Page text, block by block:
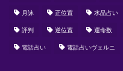
月詠 正位置 水晶占い
評判 逆位置 運命数
電話占い 電話占いヴェルニ